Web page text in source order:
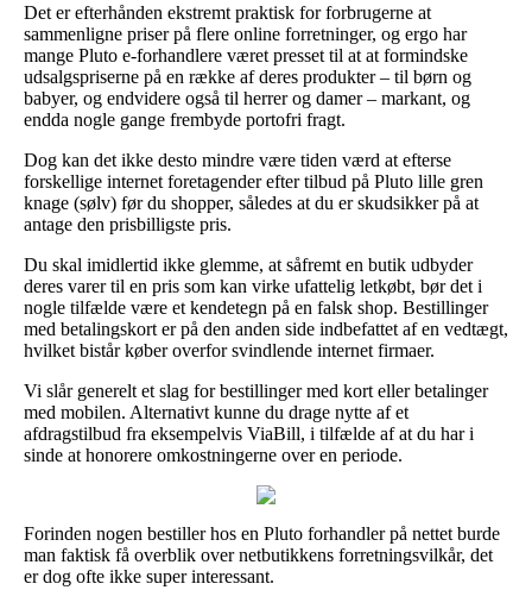
Det er efterhånden ekstremt praktisk for forbrugerne at
sammenligne priser på flere online forretninger, og ergo har
mange Pluto e-forhandlere været presset til at at formindske
udsalgspriserne på en række af deres produkter – til børn og
babyer, og endvidere også til herrer og damer – markant, og
endda nogle gange frembyde portofri fragt.
Dog kan det ikke desto mindre være tiden værd at efterse
forskellige internet foretagender efter tilbud på Pluto lille gren
knage (sølv) før du shopper, således at du er skudsikker på at
antage den prisbilligste pris.
Du skal imidlertid ikke glemme, at såfremt en butik udbyder
deres varer til en pris som kan virke ufattelig letkøbt, bør det i
nogle tilfælde være et kendetegn på en falsk shop. Bestillinger
med betalingskort er på den anden side indbefattet af en vedtægt,
hvilket bistår køber overfor svindlende internet firmaer.
Vi slår generelt et slag for bestillinger med kort eller betalinger
med mobilen. Alternativt kunne du drage nytte af et
afdragstilbud fra eksempelvis ViaBill, i tilfælde af at du har i
sinde at honorere omkostningerne over en periode.
Forinden nogen bestiller hos en Pluto forhandler på nettet burde
man faktisk få overblik over netbutikkens forretningsvilkår, det
er dog ofte ikke super interessant.